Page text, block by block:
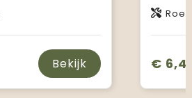
Bekijk €